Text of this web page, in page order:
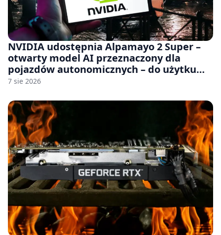
NVIDIA udostępnia Alpamayo 2 Super –
otwarty model AI przeznaczony dla
pojazdów autonomicznych – do użytku
komercyjnego
7 sie 2026